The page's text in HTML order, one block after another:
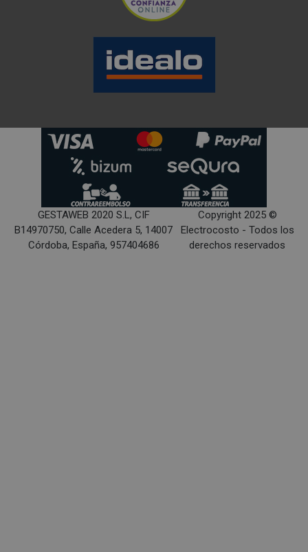
GESTAWEB 2020 S.L, CIF
B14970750, Calle Acedera 5, 14007
Córdoba, España, 957404686
Copyright 2025 ©
Electrocosto - Todos los
derechos reservados